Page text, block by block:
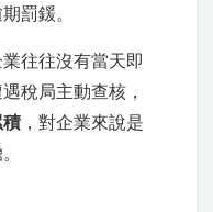
罰鍰。
往往沒有當天即
稅局主動查核，
，對企業來說是